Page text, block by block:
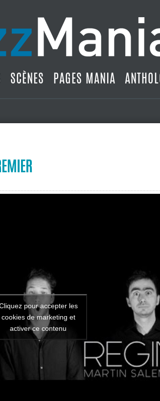
SCÈNES PAGES MANIA
pour accepter les
cookies de marketing et
activer ce contenu